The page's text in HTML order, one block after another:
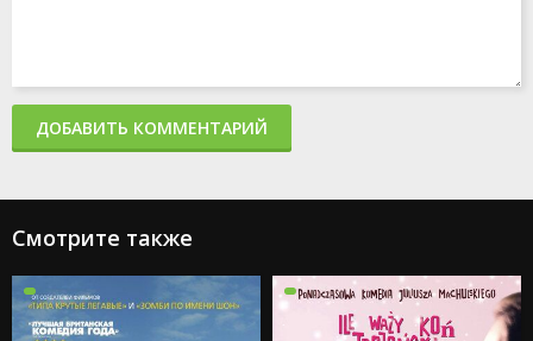
ДОБАВИТЬ КОММЕНТАРИЙ
Смотрите также